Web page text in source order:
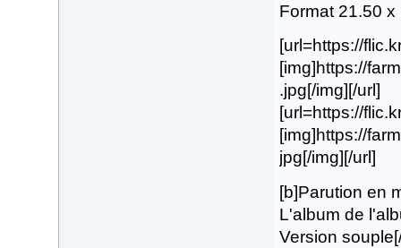
Format 21.50 x
[url=https://
[img]https://
.jpg[/img][/url]
[url=https://
[img]https://
jpg[/img][/url]
[b]Parution en
L'album de
Version